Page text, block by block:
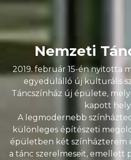
Nemzeti
2019. február 15-én nyitotta
egyedülálló új kulturális
Táncszínház új épülete,
kapott
A legmodernebb
különleges építészeti
épületben két színházterem
a tánc szerelmeseit, emellett